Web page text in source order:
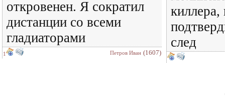
откровенен. Я сократил
дистанции со всеми
гладиаторами
1 Петров Иван (1607)
киллера,
след